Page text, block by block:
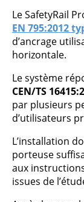
Le SafetyRail
EN 795:2012
d’ancrage
horizontale.
Le système
CEN/TS
par plusieurs
d’utilisateurs
L’installation
porteuse
aux
issues de